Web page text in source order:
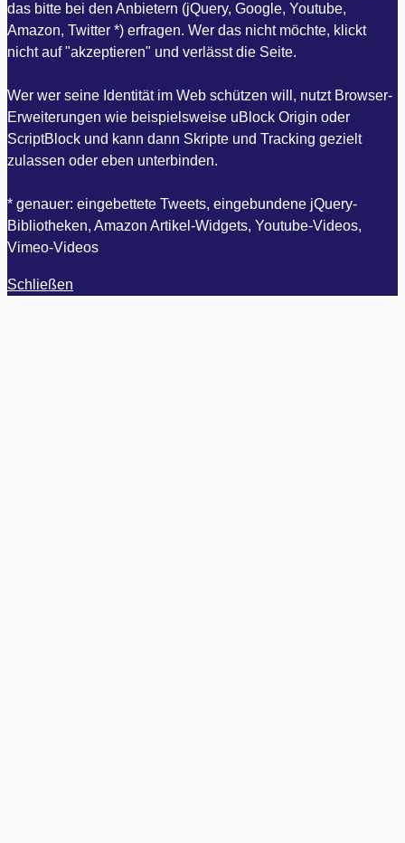
das bitte bei den Anbietern (jQuery, Google, Youtube,
Amazon, Twitter *) erfragen. Wer das nicht möchte, klickt
nicht auf "akzeptieren" und verlässt die Seite.
Wer wer seine Identität im Web schützen will, nutzt Browser-
Erweiterungen wie beispielsweise uBlock Origin oder
ScriptBlock und kann dann Skripte und Tracking gezielt
zulassen oder eben unterbinden.
* genauer: eingebettete Tweets, eingebundene jQuery-
Bibliotheken, Amazon Artikel-Widgets, Youtube-Videos,
Vimeo-Videos
Schließen